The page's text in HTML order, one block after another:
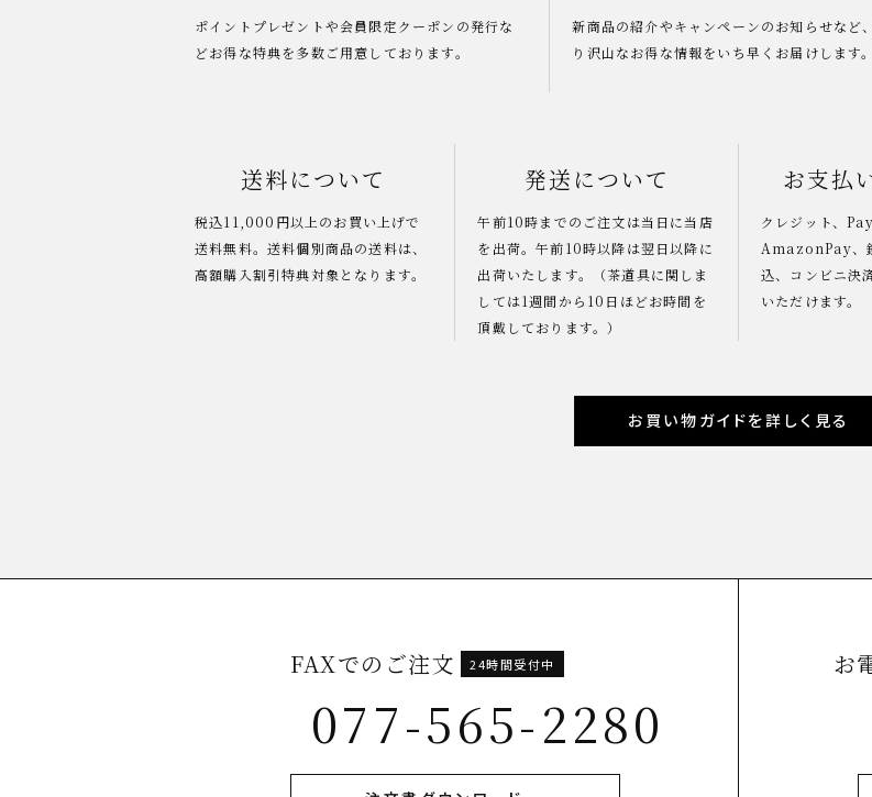
ポイントプレゼントや会員限定クーポンの発行な
どお得な特典を多数ご用意しております。
新商品の紹介やキャンペーンのお知らせなど
り沢山なお得な情報をいち早くお届けします。
送料について
税込11,000円以上のお買い上げで
送料無料。送料個別商品の送料は、
高額購入割引特典対象となります。
発送について
午前10時までのご注文は当日に当店
を出荷。午前10時以降は翌日以降に
出荷いたします。（茶道具に関しま
しては1週間から10日ほどお時間を
頂戴しております。）
お支払
クレジット、
AmazonPay、
込、コンビニ決
いただけます。
お買い物ガイドを詳しく見る
FAXでのご注文
077-565-2280
24時間受付中 お